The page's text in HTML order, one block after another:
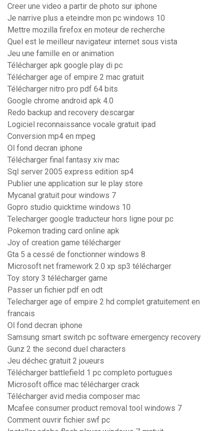
Creer une video a partir de photo sur iphone
Je narrive plus a eteindre mon pc windows 10
Mettre mozilla firefox en moteur de recherche
Quel est le meilleur navigateur internet sous vista
Jeu une famille en or animation
Télécharger apk google play di pc
Télécharger age of empire 2 mac gratuit
Télécharger nitro pro pdf 64 bits
Google chrome android apk 4.0
Redo backup and recovery descargar
Logiciel reconnaissance vocale gratuit ipad
Conversion mp4 en mpeg
Ol fond decran iphone
Télécharger final fantasy xiv mac
Sql server 2005 express edition sp4
Publier une application sur le play store
Mycanal gratuit pour windows 7
Gopro studio quicktime windows 10
Telecharger google traducteur hors ligne pour pc
Pokemon trading card online apk
Joy of creation game télécharger
Gta 5 a cessé de fonctionner windows 8
Microsoft net framework 2.0 xp sp3 télécharger
Toy story 3 télécharger game
Passer un fichier pdf en odt
Telecharger age of empire 2 hd complet gratuitement en
francais
Ol fond decran iphone
Samsung smart switch pc software emergency recovery
Gunz 2 the second duel characters
Jeu déchec gratuit 2 joueurs
Télécharger battlefield 1 pc completo portugues
Microsoft office mac télécharger crack
Télécharger avid media composer mac
Mcafee consumer product removal tool windows 7
Comment ouvrir fichier swf pc